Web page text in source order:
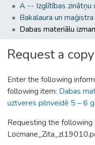
Request a
Enter the following
following item: Dabas
uztveres pilnveidē 5 – 6
Requesting the